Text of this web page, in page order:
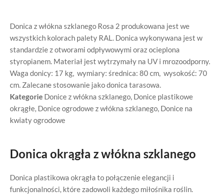
Donica z włókna szklanego Rosa 2 produkowana jest we
wszystkich kolorach palety RAL. Donica wykonywana jest w
standardzie z otworami odpływowymi oraz ocieplona
styropianem. Materiał jest wytrzymały na UV i mrozoodporny.
Waga donicy: 17 kg, wymiary: średnica: 80 cm, wysokość: 70
cm. Zalecane stosowanie jako donica tarasowa.
Kategorie Donice z włókna szklanego, Donice plastikowe
okrągłe, Donice ogrodowe z włókna szklanego, Donice na
kwiaty ogrodowe
Donica okrągła z włókna szklanego
Donica plastikowa okrągła to połączenie elegancji i
funkcjonalności, które zadowoli każdego miłośnika roślin.